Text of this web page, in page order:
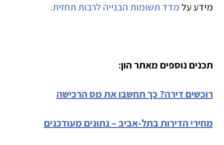
מידע עלמדד תשומות הבנייה לרבות תחזית.
תכנים נוספים מאתר הון:
רוכשים דירה? כך תחשבו את מס הרכישה
מחירי הדירות בתל-אביב – נתונים מעודכנים